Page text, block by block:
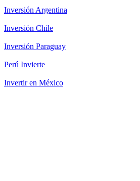
Inversión Argentina
Inversión Chile
Inversión Paraguay
Perú Invierte
Invertir en México